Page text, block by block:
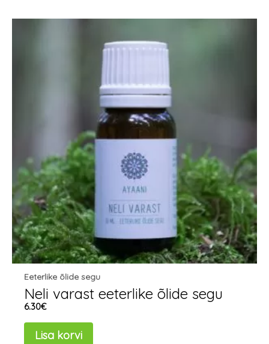
Eeterlike õlide segu
Neli varast eeterlike õlide segu
6.30€
Lisa korvi